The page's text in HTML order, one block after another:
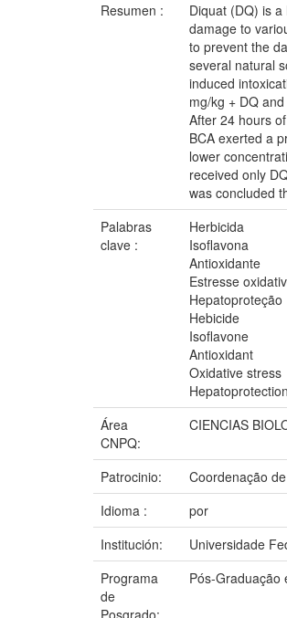
Resumen :
Diquat (DQ) is
damage to
to prevent the
several natural
induced
mg/kg + DQ
After 24 hours
BCA exerted a
lower
received only
was concluded
Palabras
clave :
Herbicida
Isoflavona
Antioxidante
Estresse
Hepatoproteção
Hebicide
Isoflavone
Antioxidant
Oxidative stress
Hepatoprotection
Área
CNPQ:
CIENCIAS
Patrocinio:
Coordenação
Idioma :
por
Institución:
Universidade
Programa
de
Posgrado:
Pós-Graduação